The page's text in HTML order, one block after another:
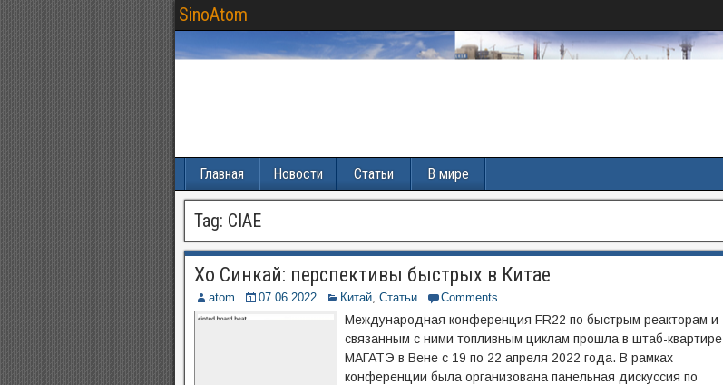
SinoAtom
Главная Новости Статьи В мире
Tag: CIAE
Хо Синкай: перспективы быстрых в Китае
atom 07.06.2022 Китай, Статьи Comments
Международная конференция FR22 по быстрым реакторам и
связанным с ними топливным циклам прошла в штаб-квартире
МАГАТЭ в Вене с 19 по 22 апреля 2022 года. В рамках
конференции была организована панельная дискуссия по